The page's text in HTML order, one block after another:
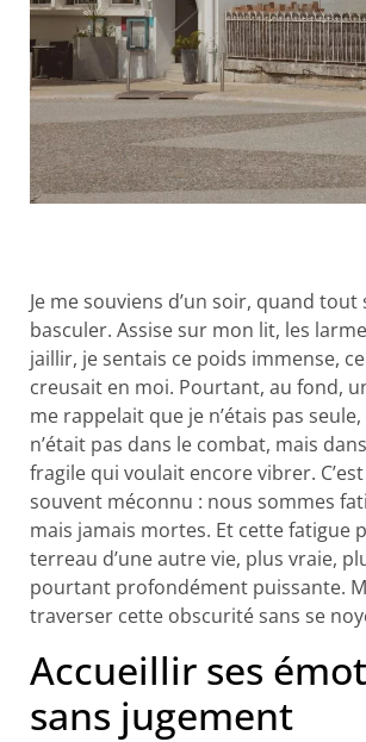
Je me souviens d’un soir, quand
basculer. Assise sur mon lit, les
jaillir, je sentais ce poids immense,
creusait en moi. Pourtant, au fond,
me rappelait que je n’étais pas
n’était pas dans le combat, mais
fragile qui voulait encore vibrer.
souvent méconnu : nous sommes
mais jamais mortes. Et cette fatigue
terreau d’une autre vie, plus vraie,
pourtant profondément puissante.
traverser cette obscurité sans se
Accueillir ses
sans jugement